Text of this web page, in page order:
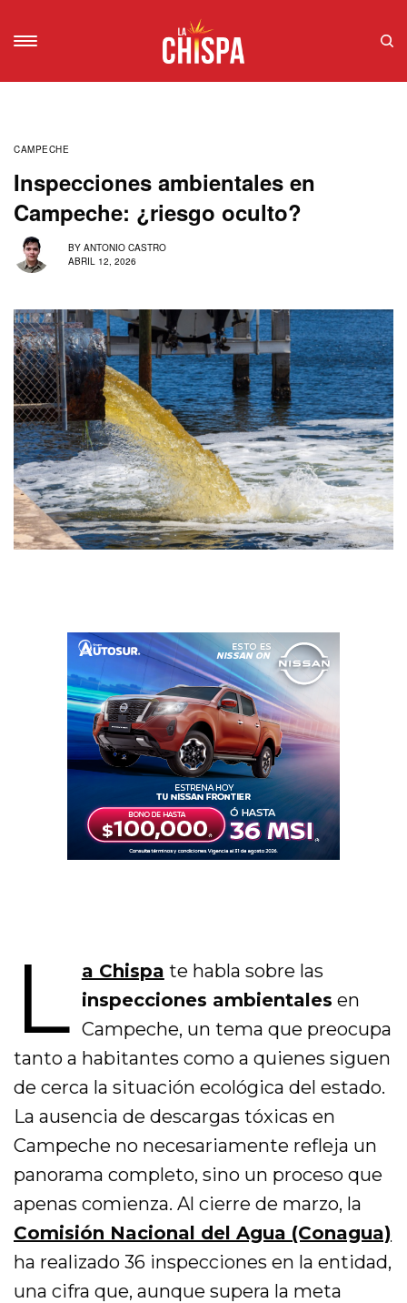
CAMPECHE
Inspecciones ambientales en
Campeche: ¿riesgo oculto?
BY ANTONIO CASTRO
ABRIL 12, 2026
L a Chispa te habla sobre las
inspecciones ambientales en
Campeche, un tema que preocupa
tanto a habitantes como a quienes siguen
de cerca la situación ecológica del estado.
La ausencia de descargas tóxicas en
Campeche no necesariamente refleja un
panorama completo, sino un proceso que
apenas comienza. Al cierre de marzo, la
Comisión Nacional del Agua (Conagua)
ha realizado 36 inspecciones en la entidad,
una cifra que, aunque supera la meta